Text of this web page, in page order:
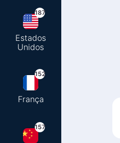
187
Estados
Unidos
152
França
157